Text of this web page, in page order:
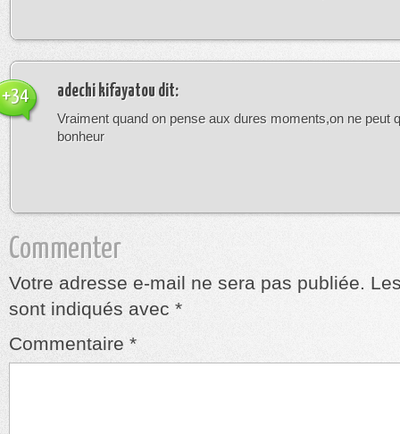
adechi kifayatou dit:
Vraiment quand on pense aux dures moments,on ne peut
bonheur
+34
Commenter
Votre adresse e-mail ne sera pas publiée.
sont indiqués avec *
Commentaire *